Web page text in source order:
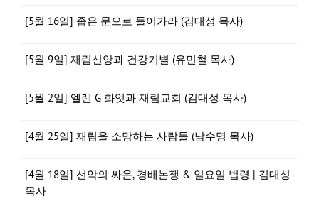
[5월 16일] 좁은 문으로 들어가라 (김대성 목사)
[5월 9일] 재림신앙과 건강기별 (유민철 목사)
[5월 2일] 엘렌 G 화잇과 재림교회 (김대성 목사)
[4월 25일] 재림을 소망하는 사람들 (남수명 목사)
[4월 18일] 선악의 싸운, 경배논쟁 & 일요일 법령 | 김대성
목사